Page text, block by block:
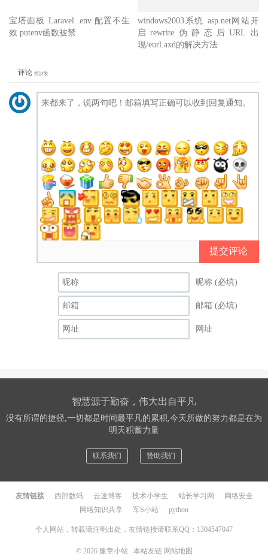
宝塔面板 Laravel .env 配置不生
效 putenv函数被禁
windows2003系统 asp.net网站开
启rewrite伪静态后URL出
现/eurl.axd的解决方法
评论 抢沙发
提交评论
昵称 (必填)
邮箱 (必填)
网址
智慧源于勤奋，伟大出自平凡
没有所谓的捷径,一切都是时间最平凡的累积,今天所做的努力都是在为
明天积蓄力量
联系我们 赞助我们
友情链接 西部数码 云速博客 技术小学生 站长学习网
网络安全
网络知识共享
军S小站 python
个人网站，转载请注明出处，友情链接请联系QQ：1304547047
© 2026 豫章小站 本站友链 网站地图